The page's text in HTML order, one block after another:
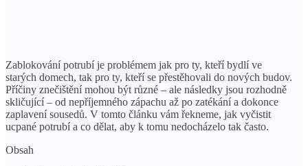
Zablokování potrubí je problémem jak pro ty, kteří bydlí ve
starých domech, tak pro ty, kteří se přestěhovali do nových budov.
Příčiny znečištění mohou být různé – ale následky jsou rozhodně
skličující – od nepříjemného zápachu až po zatékání a dokonce
zaplavení sousedů. V tomto článku vám řekneme, jak vyčistit
ucpané potrubí a co dělat, aby k tomu nedocházelo tak často.
Obsah